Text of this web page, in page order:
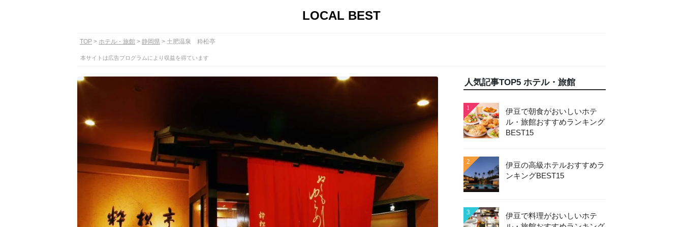
LOCAL BEST
TOP ホテル・旅館 静岡県 土肥温泉 粋松亭
本サイトは広告プログラムにより収益を得ています
人気記事TOP5 ホテル・旅館
1
伊豆で朝食がおいしいホテ
ル・旅館おすすめランキング
BEST15
2
伊豆の高級ホテルおすすめラ
ンキングBEST15
3
伊豆で料理がおいしいホテ